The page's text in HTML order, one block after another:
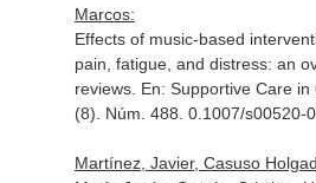
Marcos:
Effects of music-based
pain, fatigue, and distress: an
reviews. En: Supportive Care in
(8). Núm. 488. 0.1007/s00520-
Martínez, Javier, Casuso